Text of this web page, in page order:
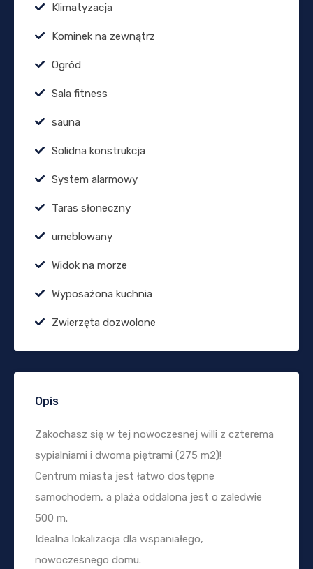
Klimatyzacja
Kominek na zewnątrz
Ogród
Sala fitness
sauna
Solidna konstrukcja
System alarmowy
Taras słoneczny
umeblowany
Widok na morze
Wyposażona kuchnia
Zwierzęta dozwolone
Opis
Zakochasz się w tej nowoczesnej willi z czterema
sypialniami i dwoma piętrami (275 m2)!
Centrum miasta jest łatwo dostępne
samochodem, a plaża oddalona jest o zaledwie
500 m.
Idealna lokalizacja dla wspaniałego,
nowoczesnego domu.